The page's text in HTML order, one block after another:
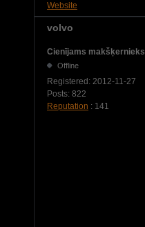
Website
volvo
Cienījams makšķernieks
Offline
Registered: 2012-11-27
Posts: 822
Reputation : 141